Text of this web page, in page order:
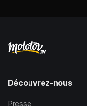
Découvrez-nous
Presse